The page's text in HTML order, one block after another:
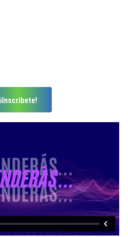
¡Inscríbete!